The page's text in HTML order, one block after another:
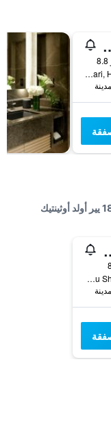
كيوتو
644-2 Sanjusangendo-Mawari, Higashiyama-ku, كيوتو, اليابان
فنادق بالقرب من جيست هاوس تايكو- يا بيتي 180 يير أولد أوثينتيك
جوجو
Shimogyo-ku Shimomanjyuji Cho 498, كيوتو, اليابان